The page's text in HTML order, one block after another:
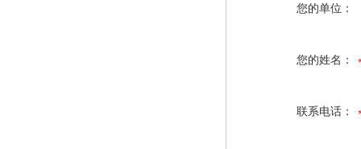
您的单位：
您的姓名：
联系电话：